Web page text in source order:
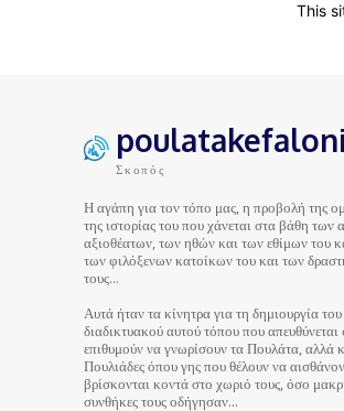
This
Σκοπός
Η αγάπη για τον τόπο μας, η προβολή της
της ιστορίας του που χάνεται στα βάθη των
αξιοθέατων, των ηθών και των εθίμων του
των φιλόξενων κατοίκων του και των
τους…
Αυτά ήταν τα κίνητρα για τη δημιουργία του
διαδικτυακού αυτού τόπου που απευθύνεται
επιθυμούν να γνωρίσουν τα Πουλάτα, αλλά
Πουλιάδες όπου γης που θέλουν να
βρίσκονται κοντά στο χωριό τους, όσο
συνθήκες τους οδήγησαν…